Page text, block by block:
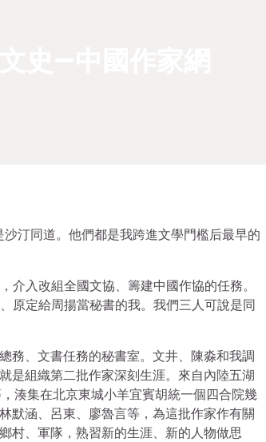
汀同道。他們都是我跨進文學門檻后最早的
入改組全國文協、籌建中國作協的任務。
原定給周揚當秘書的我。我們三人可說是同
務、文書任務的秘書室。文井、陳淼和我調
是組織第二批作家深刻生涯。來自內陸五湖
湊集在北京東城小羊宜賓胡統一個四合院幾
默涵、呂東、廖魯言等，為這批作家作有關
村、軍隊，熟習新的生涯、新的人物做思